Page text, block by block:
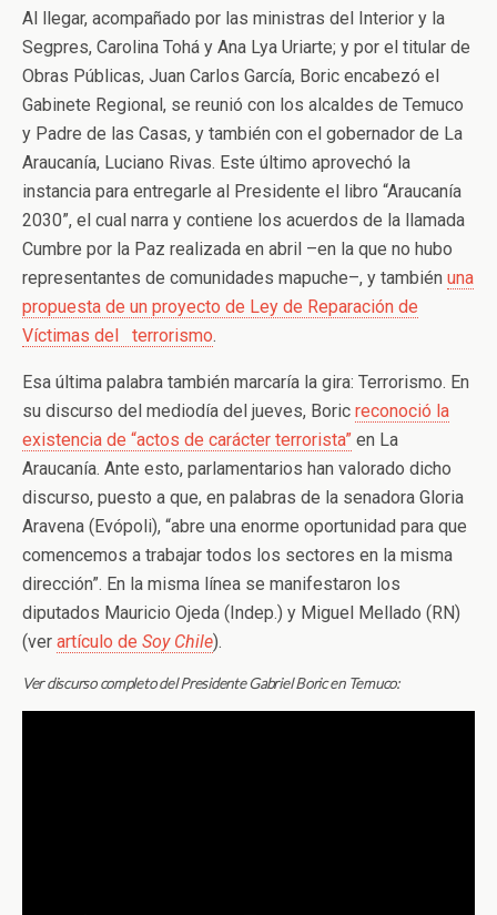
Al llegar, acompañado por las ministras del Interior y la
Segpres, Carolina Tohá y Ana Lya Uriarte; y por el titular de
Obras Públicas, Juan Carlos García, Boric encabezó el
Gabinete Regional, se reunió con los alcaldes de Temuco
y Padre de las Casas, y también con el gobernador de La
Araucanía, Luciano Rivas. Este último aprovechó la
instancia para entregarle al Presidente el libro “Araucanía
2030”, el cual narra y contiene los acuerdos de la llamada
Cumbre por la Paz realizada en abril –en la que no hubo
representantes de comunidades mapuche–, y también una
propuesta de un proyecto de Ley de Reparación de
Víctimas del terrorismo.
Esa última palabra también marcaría la gira: Terrorismo. En
su discurso del mediodía del jueves, Boric reconoció la
existencia de “actos de carácter terrorista” en La
Araucanía. Ante esto, parlamentarios han valorado dicho
discurso, puesto a que, en palabras de la senadora Gloria
Aravena (Evópoli), “abre una enorme oportunidad para que
comencemos a trabajar todos los sectores en la misma
dirección”. En la misma línea se manifestaron los
diputados Mauricio Ojeda (Indep.) y Miguel Mellado (RN)
(ver artículo de Soy Chile).
Ver discurso completo del Presidente Gabriel Boric en Temuco: